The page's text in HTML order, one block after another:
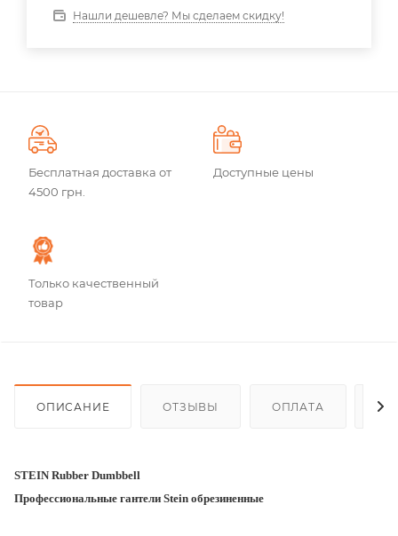
Нашли дешевле? Мы сделаем скидку!
Бесплатная доставка от
4500 грн.
Доступные цены
Только качественный
товар
ОПИСАНИЕ ОТЗЫВЫ ОПЛАТА
STEIN Rubber Dumbbell
Профессиональные гантели Stein обрезиненные